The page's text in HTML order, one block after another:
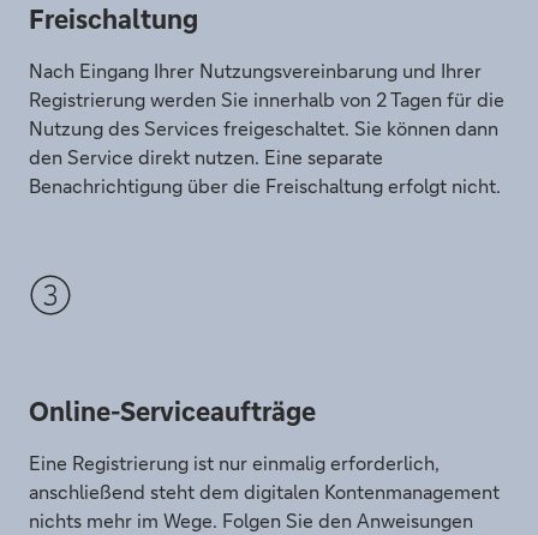
Freischaltung
Nach Eingang Ihrer Nutzungsvereinbarung und Ihrer
Registrierung werden Sie innerhalb von 2 Tagen für die
Nutzung des Services freigeschaltet. Sie können dann
den Service direkt nutzen. Eine separate
Benachrichtigung über die Freischaltung erfolgt nicht.
Online-Serviceaufträge
Eine Registrierung ist nur einmalig erforderlich,
anschließend steht dem digitalen Kontenmanagement
nichts mehr im Wege. Folgen Sie den Anweisungen